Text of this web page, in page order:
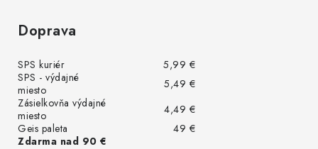
Doprava
SPS kuriér
5,99 €
SPS - výdajné
miesto
5,49 €
Zásielkovňa výdajné
miesto
4,49 €
Geis paleta
49 €
Zdarma nad 90 €